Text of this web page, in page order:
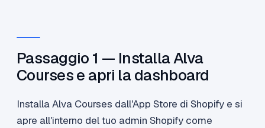
Passaggio 1 — Installa Alva
Courses e apri la dashboard
Installa Alva Courses dall'App Store di Shopify e si
apre all'interno del tuo admin Shopify come